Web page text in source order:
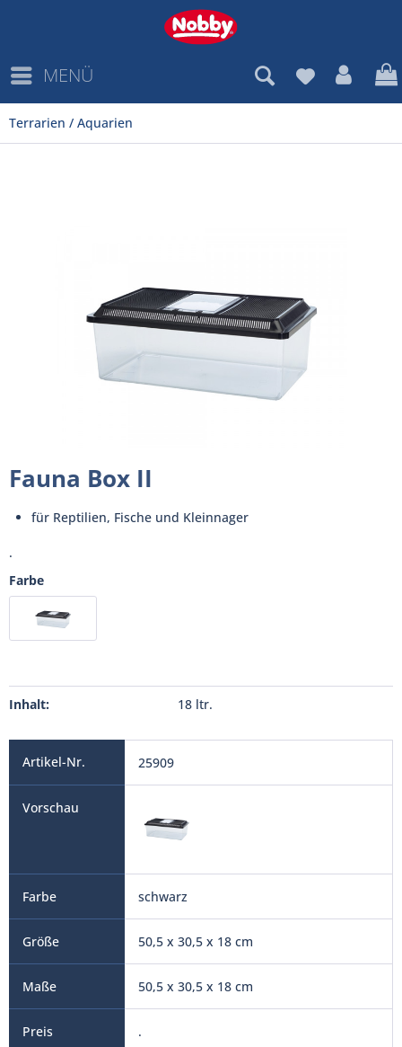
MENÜ
Terrarien / Aquarien
Fauna Box II
für Reptilien, Fische und Kleinnager
.
Farbe
Inhalt: 18 ltr.
25909
schwarz
50,5 x 30,5 x 18 cm
50,5 x 30,5 x 18 cm
.